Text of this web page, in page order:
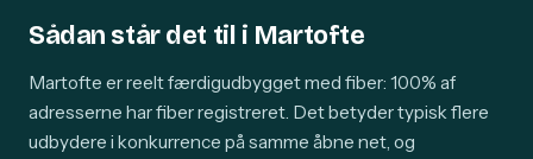
Sådan står det til i Martofte
Martofte er reelt færdigudbygget med fiber: 100% af
adresserne har fiber registreret. Det betyder typisk flere
udbydere i konkurrence på samme åbne net, og